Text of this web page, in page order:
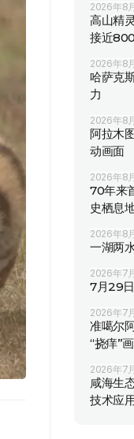
2026年8
高山精
接近
2026年8
哈萨克
力
2026年8
阿拉木
动画面
2026年8
70年来
史栖息
2026年8
一湖两
2026年7
7月29
2026年7
准噶尔
“挠痒”
2026年7
咸海生
技术应